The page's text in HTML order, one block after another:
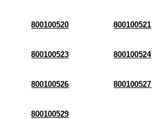
800100520 800100521
800100523 800100524
800100526 800100527
800100529